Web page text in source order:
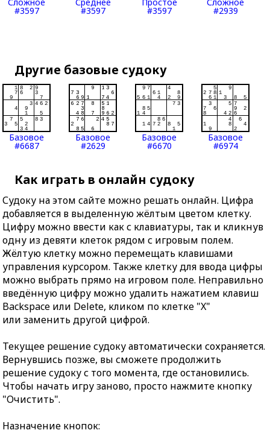
Сложное
#3597
Среднее
#3597
Простое
#3597
Сложное
#2939
Другие базовые судоку
Базовое
#6687
Базовое
#2629
Базовое
#6670
Базовое
#6974
Как играть в онлайн судоку
Судоку на этом сайте можно решать онлайн. Цифра
добавляется в выделенную жёлтым цветом клетку.
Цифру можно ввести как с клавиатуры, так и кликнув
одну из девяти клеток рядом с игровым полем.
Жёлтую клетку можно перемещать клавишами
управления курсором. Также клетку для ввода цифры
можно выбрать прямо на игровом поле. Неправильно
введённую цифру можно удалить нажатием клавиш
Backspace или Delete, кликом по клетке "X"
или заменить другой цифрой.
Текущее решение судоку автоматически сохраняется.
Вернувшись позже, вы сможете продолжить
решение судоку с того момента, где остановились.
Чтобы начать игру заново, просто нажмите кнопку
"Очистить".
Назначение кнопок: